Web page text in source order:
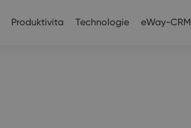
Produktivita Technologie eWay-CRM